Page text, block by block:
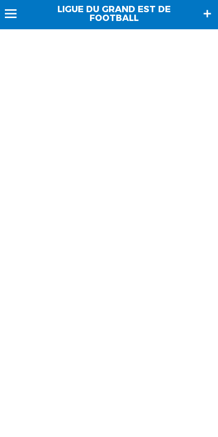
LIGUE DU GRAND EST DE
FOOTBALL